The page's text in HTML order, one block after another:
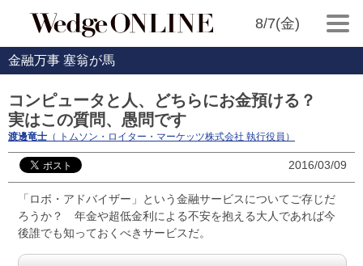
8/7(金)
金融万事 塞翁が馬
コンピュータと人、どちらにお金預ける？
実はこの質問、愚問です
渡邊竜士 （ トムソン・ロイター・マーケッツ株式会社 執行役員）
2016/03/09
「ロボ・アドバイザー」という金融サービスについてご存じだ
ろうか？ 年金や超低金利による不安を抱える大人であれば今
後誰でも知っておくべきサービスだ。